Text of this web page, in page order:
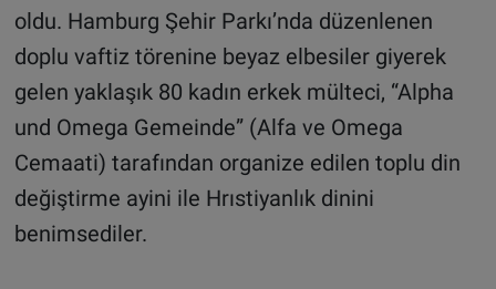
oldu. Hamburg Şehir Parkı’nda düzenlenen
doplu vaftiz törenine beyaz elbesiler giyerek
gelen yaklaşık 80 kadın erkek mülteci, “Alpha
und Omega Gemeinde” (Alfa ve Omega
Cemaati) tarafından organize edilen toplu din
değiştirme ayini ile Hrıstiyanlık dinini
benimsediler.